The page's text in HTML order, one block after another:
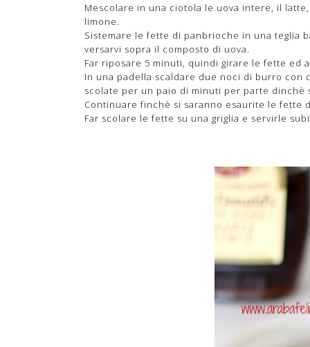
Mescolare in una ciotola le uova intere, il
limone.
Sistemare le fette di panbrioche in una teglia
versarvi sopra il composto di uova.
Far riposare 5 minuti, quindi girare le fette ed
In una padella scaldare due noci di burro
scolate per un paio di minuti per parte dinchè
Continuare finchè si saranno esaurite le fette
Far scolare le fette su una griglia e servirle